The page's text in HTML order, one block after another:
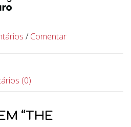
/Comentar
(0)
“THE